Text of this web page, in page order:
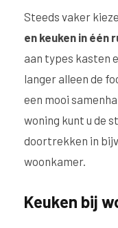
Steeds vaker
en keuken in één
aan types kasten
langer alleen de
een mooi
woning kunt u de
doortrekken in
woonkamer.
Keuken bij